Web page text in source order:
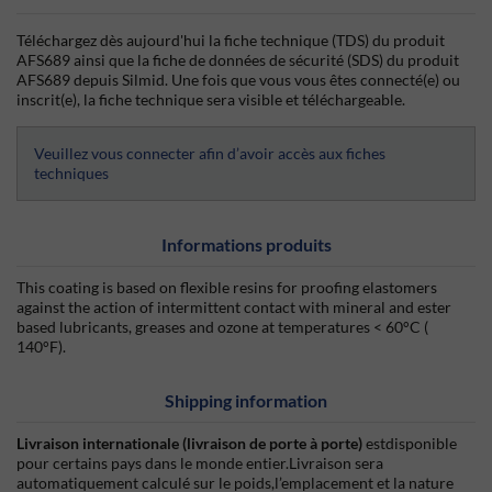
Téléchargez dès aujourd'hui la fiche technique (TDS) du produit
AFS689 ainsi que la fiche de données de sécurité (SDS) du produit
AFS689 depuis Silmid. Une fois que vous vous êtes connecté(e) ou
inscrit(e), la fiche technique sera visible et téléchargeable.
Veuillez vous connecter afin d’avoir accès aux fiches
techniques
Informations produits
This coating is based on flexible resins for proofing elastomers
against the action of intermittent contact with mineral and ester
based lubricants, greases and ozone at temperatures < 60°C (
140°F).
Shipping information
Livraison internationale (livraison de porte à porte)estdisponible
pour certains pays dans le monde entier.Livraison sera
automatiquement calculé sur le poids,l’emplacement et la nature